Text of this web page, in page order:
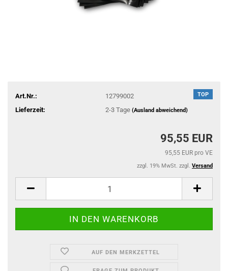
TOP
Art.Nr.:
12799002
Lieferzeit:
2-3 Tage (Ausland abweichend)
95,55 EUR
95,55 EUR pro VE
zzgl. 19% MwSt. zzgl. Versand
AUF DEN MERKZETTEL